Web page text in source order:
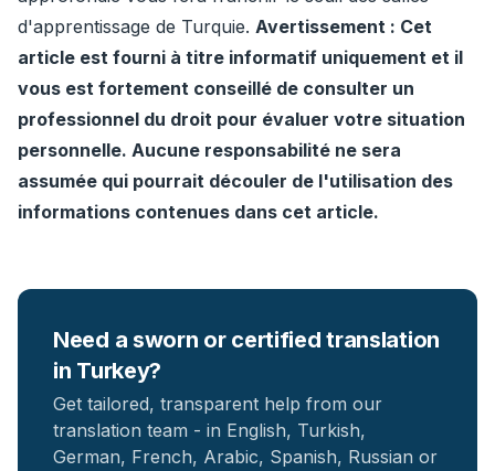
d'apprentissage de Turquie. Avertissement : Cet
article est fourni à titre informatif uniquement et il
vous est fortement conseillé de consulter un
professionnel du droit pour évaluer votre situation
personnelle. Aucune responsabilité ne sera
assumée qui pourrait découler de l'utilisation des
informations contenues dans cet article.
Need a sworn or certified translation
in Turkey?
Get tailored, transparent help from our
translation team - in English, Turkish,
German, French, Arabic, Spanish, Russian or